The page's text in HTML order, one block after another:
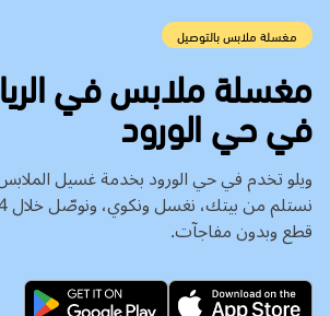
مغسلة ملابس بالتوصيل
في حي الورود
ويلو تخدم في حي الورود بخدمة غسيل
قطع وبدون مفاجآت.